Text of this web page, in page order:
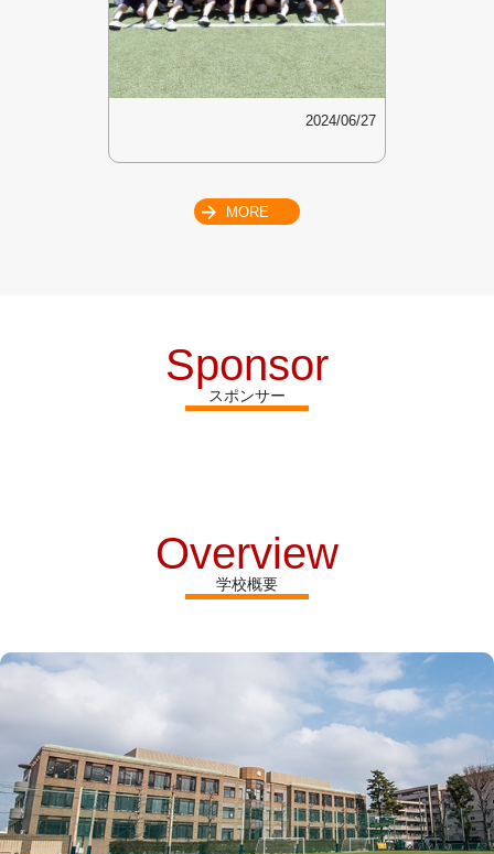
2024/06/27
MORE
スポンサー
Sponsor
学校概要
Overview